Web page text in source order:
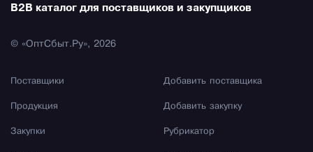
B2B каталог для поставщиков и закупщиков
© «ОптСбыт.Ру», 2026
Поставщики
Продукция
Закупки
Добавить поставщика
Добавить закупку
Рубрикатор